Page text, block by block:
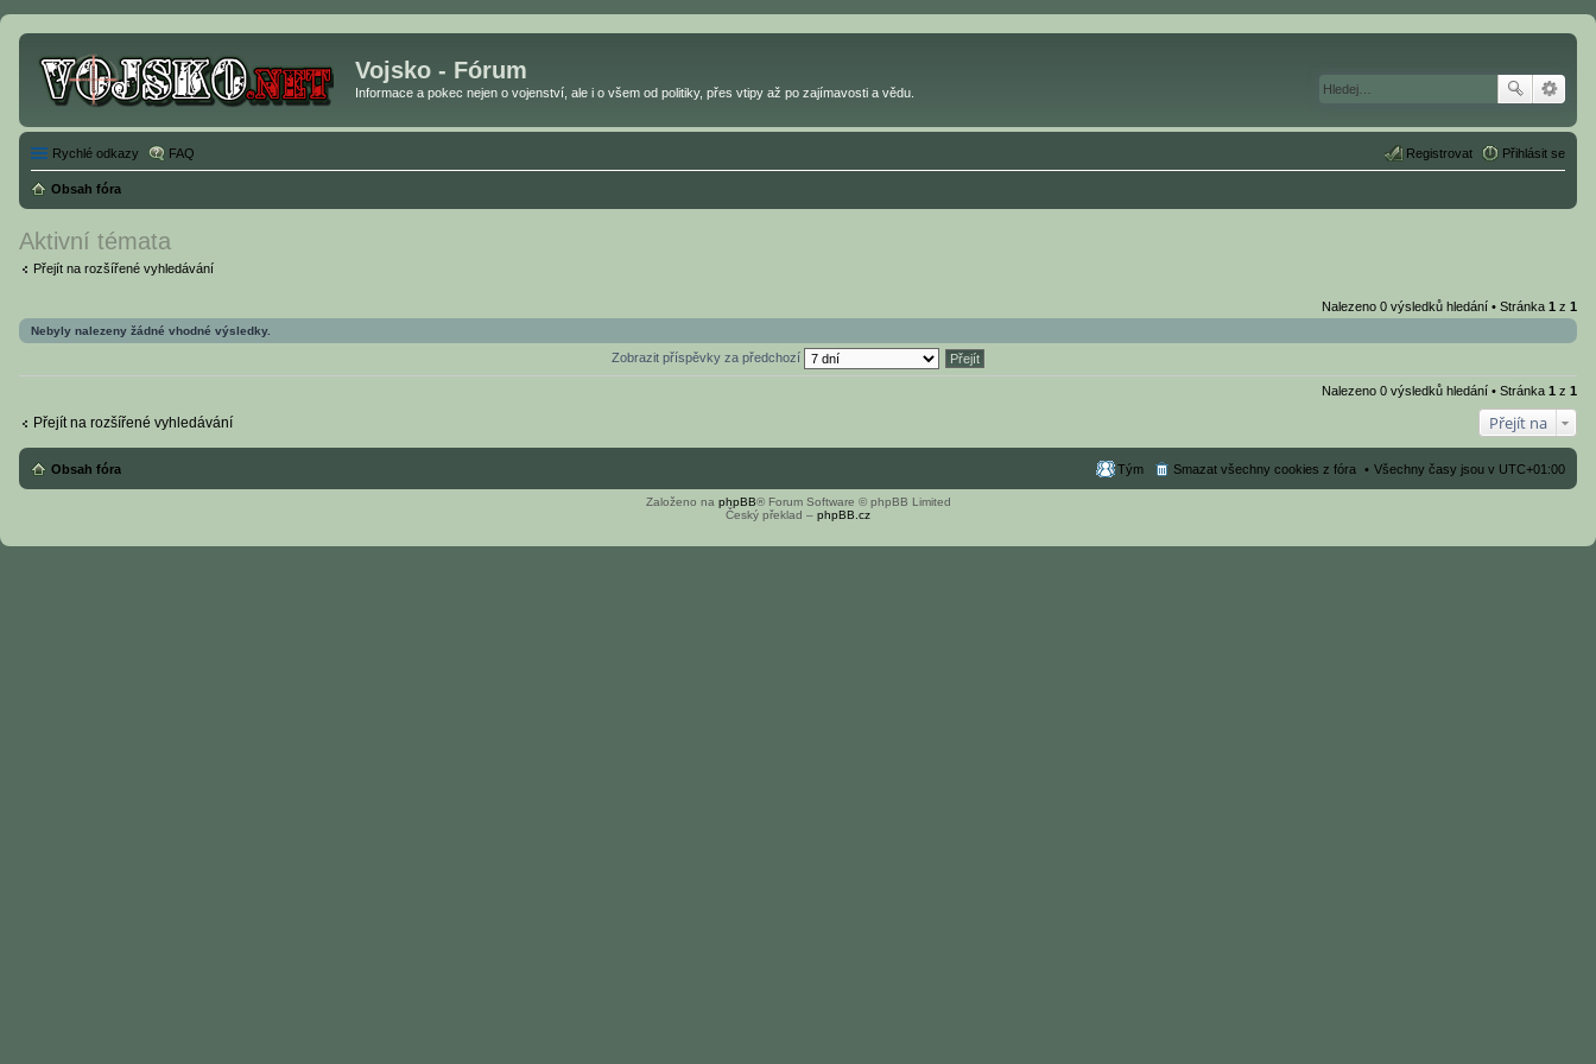
Vojsko - Fórum
Informace a pokec nejen o vojenství, ale i o všem od politiky, přes vtipy až po zajímavosti a vědu.
Rychlé odkazy FAQ Přihlásit se
Registrovat
Obsah fóra
Aktivní témata
Přejít na rozšířené vyhledávání
Nalezeno 0 výsledků hledání • Stránka 1 z 1
Nebyly nalezeny žádné vhodné výsledky.
Zobrazit příspěvky za předchozí
Nalezeno 0 výsledků hledání • Stránka 1 z 1
Přejít na rozšířené vyhledávání Přejít na
Obsah fóra Všechny časy jsou v UTC+01:00
Smazat všechny cookies z fóra
Tým
Založeno na phpBB® Forum Software © phpBB Limited
Český překlad – phpBB.cz